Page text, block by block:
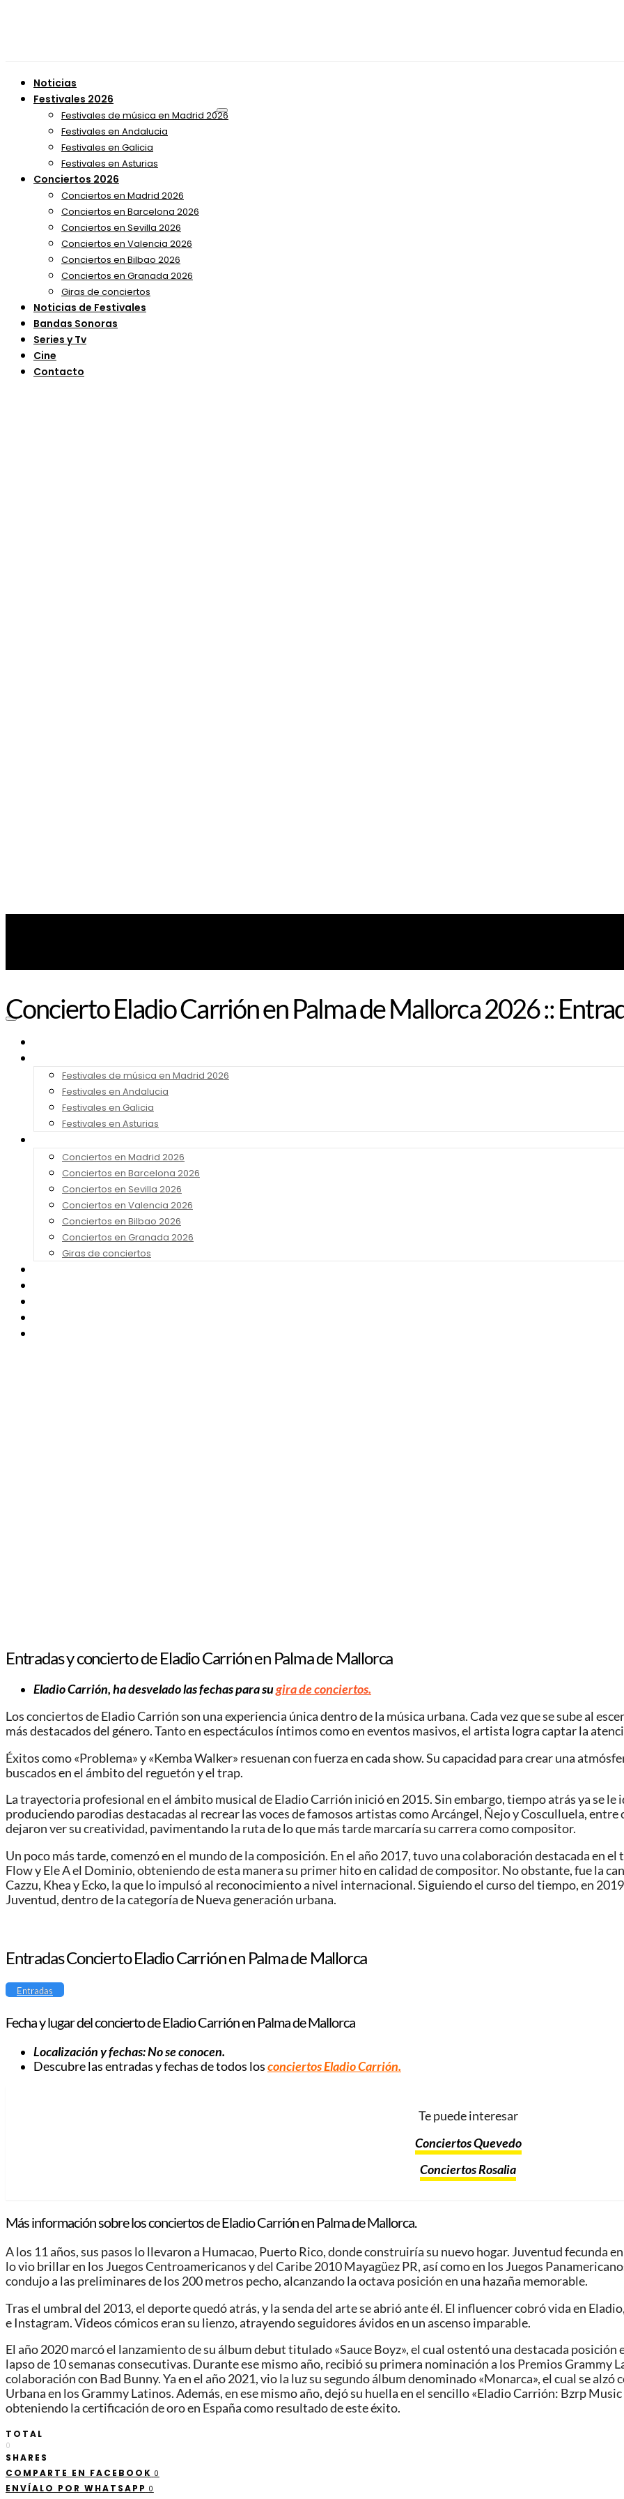
Noticias
Festivales 2026
Festivales de música en Madrid 2026
Festivales en Andalucia
Festivales en Galicia
Festivales en Asturias
Conciertos 2026
Conciertos en Madrid 2026
Conciertos en Barcelona 2026
Conciertos en Sevilla 2026
Conciertos en Valencia 2026
Conciertos en Bilbao 2026
Conciertos en Granada 2026
Giras de conciertos
Noticias de Festivales
Bandas Sonoras
Series y Tv
Cine
Contacto
Festivales de música en Madrid 2026
Festivales en Andalucia
Festivales en Galicia
Festivales en Asturias
Conciertos en Madrid 2026
Conciertos en Barcelona 2026
Conciertos en Sevilla 2026
Conciertos en Valencia 2026
Conciertos en Bilbao 2026
Conciertos en Granada 2026
Giras de conciertos
Concierto Eladio Carrión en Palma de Mallorca 2026 ::
Entradas y concierto de Eladio Carrión en Palma de Mallorca
Eladio Carrión, ha desvelado las fechas para sugira de conciertos.
Los conciertos de Eladio Carrión son una experiencia única dentro de la música urbana. Cada vez que se sube al
más destacados del género. Tanto en espectáculos íntimos como en eventos masivos, el artista logra captar la
Éxitos como «Problema» y «Kemba Walker» resuenan con fuerza en cada show. Su capacidad para crear una
buscados en el ámbito del reguetón y el trap.
La trayectoria profesional en el ámbito musical de Eladio Carrión inició en 2015. Sin embargo, tiempo atrás ya se
produciendo parodias destacadas al recrear las voces de famosos artistas como Arcángel, Ñejo y Cosculluela,
dejaron ver su creatividad, pavimentando la ruta de lo que más tarde marcaría su carrera como compositor.
Un poco más tarde, comenzó en el mundo de la composición. En el año 2017, tuvo una colaboración destacada en
Flow y Ele A el Dominio, obteniendo de esta manera su primer hito en calidad de compositor. No obstante, fue la
Cazzu, Khea y Ecko, la que lo impulsó al reconocimiento a nivel internacional. Siguiendo el curso del tiempo, en
Juventud, dentro de la categoría de Nueva generación urbana.
Entradas Concierto Eladio Carrión en Palma de Mallorca
Entradas
Fecha y lugar del concierto de Eladio Carrión en Palma de Mallorca
Localización y fechas: No se conocen.
Descubre las entradas y fechas de todos losconciertos EladioCarrión.
Te puede interesar
Conciertos Quevedo
Conciertos Rosalia
Más información sobre los conciertos de Eladio Carrión en Palma de Mallorca.
A los 11 años, sus pasos lo llevaron a Humacao, Puerto Rico, donde construiría su nuevo hogar. Juventud fecunda
lo vio brillar en los Juegos Centroamericanos y del Caribe 2010 Mayagüez PR, así como en los Juegos
condujo a las preliminares de los 200 metros pecho, alcanzando la octava posición en una hazaña memorable.
Tras el umbral del 2013, el deporte quedó atrás, y la senda del arte se abrió ante él. El influencer cobró vida en
e Instagram. Videos cómicos eran su lienzo, atrayendo seguidores ávidos en un ascenso imparable.
El año 2020 marcó el lanzamiento de su álbum debut titulado «Sauce Boyz», el cual ostentó una destacada
lapso de 10 semanas consecutivas. Durante ese mismo año, recibió su primera nominación a los Premios Grammy
colaboración con Bad Bunny. Ya en el año 2021, vio la luz su segundo álbum denominado «Monarca», el cual se
Urbana en los Grammy Latinos. Además, en ese mismo año, dejó su huella en el sencillo «Eladio Carrión: Bzrp
obteniendo la certificación de oro en España como resultado de este éxito.
TOTAL
0
SHARES
COMPARTE EN FACEBOOK 0
ENVÍALO POR WHATSAPP 0